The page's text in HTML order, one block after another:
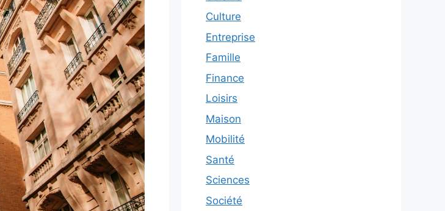
Culture
Entreprise
Famille
Finance
Loisirs
Maison
Mobilité
Santé
Sciences
Société